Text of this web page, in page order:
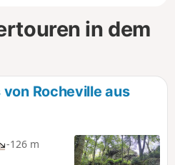
in dem
von Rocheville aus
-126 m